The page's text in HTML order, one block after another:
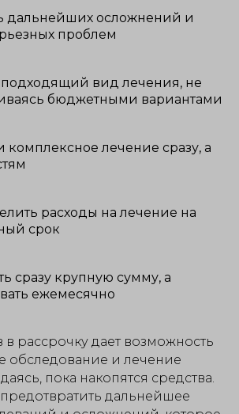
дальнейших осложнений и
проблем
вид лечения, не
бюджетными вариантами
комплексное лечение сразу, а
расходы на лечение на
срок
сразу крупную сумму, а
ежемесячно
рассрочку дает возможность
обследование и лечение
пока накопятся средства.
дальнейшее